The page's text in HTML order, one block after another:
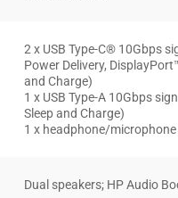
14 inch AIkhẳng định
trội. Đây là điểm khác
trường hiện nay.
2 x USB Type-C® 10Gbps
Power Delivery,
and Charge)
1 x USB Type-A 10Gbps
Sleep and Charge)
1 x headphone/
Dual speakers; HP Audio